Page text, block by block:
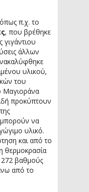
π.χ. το
, που βρέθηκε
άλλων
υλικού,
του
Μαγιοράνα
προκύπτουν
μπορούν να
υλικό.
και από το
θερμοκρασία
272 βαθμούς
από το